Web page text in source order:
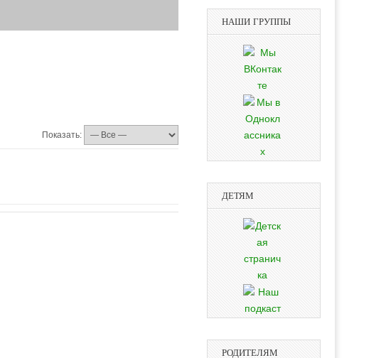
Показать:
НАШИ ГРУППЫ
ДЕТЯМ
РОДИТЕЛЯМ